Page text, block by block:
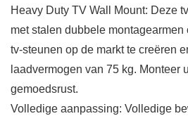
Heavy Duty TV Wall Mount: Deze
met stalen dubbele montagearmen
tv-steunen op de markt te creëren
laadvermogen van 75 kg. Monteer
gemoedsrust.
Volledige aanpassing: Volledige